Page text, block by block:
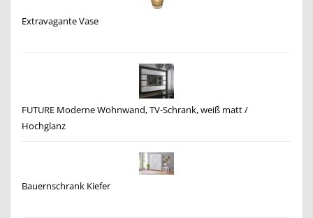
Extravagante Vase
FUTURE Moderne Wohnwand, TV-Schrank, weiß matt /
Hochglanz
Bauernschrank Kiefer